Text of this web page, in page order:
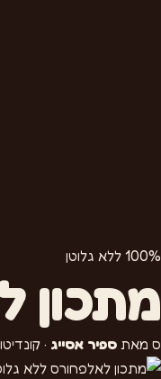
100% ללא גלוטן
מתכון
ס מאת ספיר אסייג ·